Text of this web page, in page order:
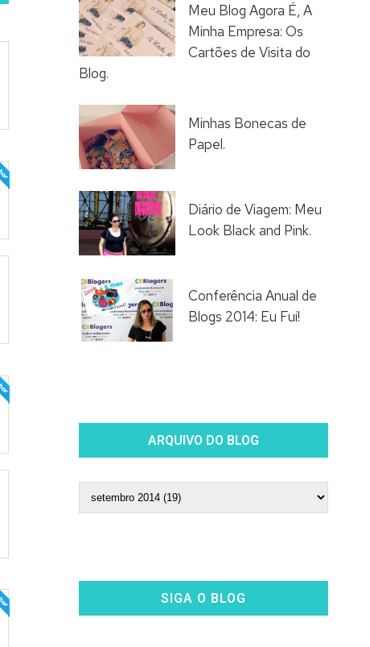
Meu Blog Agora É, A
Minha Empresa: Os
Cartões de Visita do
Blog.
Minhas Bonecas de
Papel.
Diário de Viagem: Meu
Look Black and Pink.
Conferência Anual de
Blogs 2014: Eu Fui!
ARQUIVO DO BLOG
SIGA O BLOG